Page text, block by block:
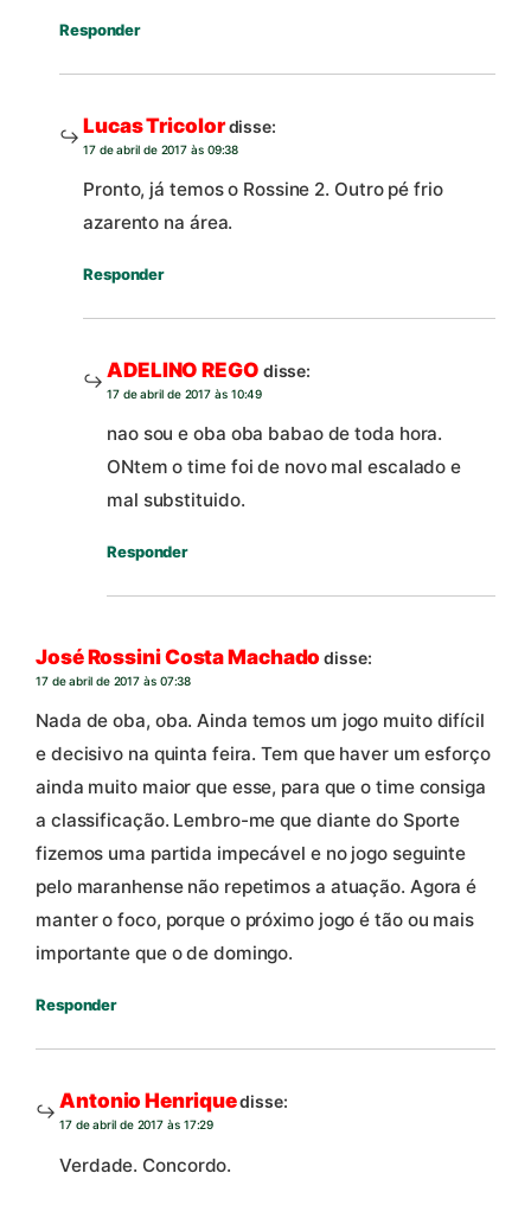
Responder
Lucas Tricolordisse:
17 de abril de 2017 às 09:38
Pronto, já temos o Rossine 2. Outro pé frio
azarento na área.
Responder
ADELINO REGO disse:
17 de abril de 2017 às 10:49
nao sou e oba oba babao de toda hora.
ONtem o time foi de novo mal escalado e
mal substituido.
Responder
José Rossini Costa Machado disse:
17 de abril de 2017 às 07:38
Nada de oba, oba. Ainda temos um jogo muito difícil
e decisivo na quinta feira. Tem que haver um esforço
ainda muito maior que esse, para que o time consiga
a classificação. Lembro-me que diante do Sporte
fizemos uma partida impecável e no jogo seguinte
pelo maranhense não repetimos a atuação. Agora é
manter o foco, porque o próximo jogo é tão ou mais
importante que o de domingo.
Responder
Antonio Henriquedisse:
17 de abril de 2017 às 17:29
Verdade. Concordo.